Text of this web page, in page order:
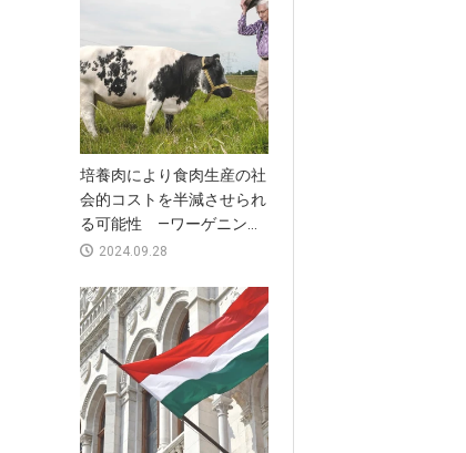
培養肉により食肉生産の社
会的コストを半減させられ
る可能性 —ワーゲニン...
2024.09.28